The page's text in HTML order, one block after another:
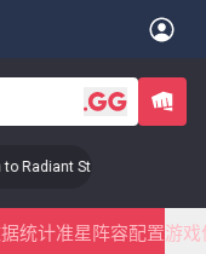
Status!
统计准星 阵容配置游戏